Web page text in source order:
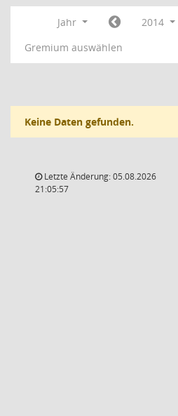
Jahr
2014
Gremium auswählen
Keine Daten gefunden.
Letzte Änderung: 05.08.2026
21:05:57